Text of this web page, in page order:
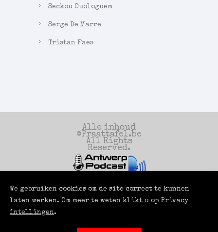
Seckou Ouologuem
Serge De Marre
Tristan Faes
Alle inhoud
©Praattafel.be
All Rights
Reserved.
Een productie
van
Antwerp Podcast
We gebruiken cookies om de site correct te kunnen
laten werken. Om meer te weten klikt u op Privacy
intellingen.